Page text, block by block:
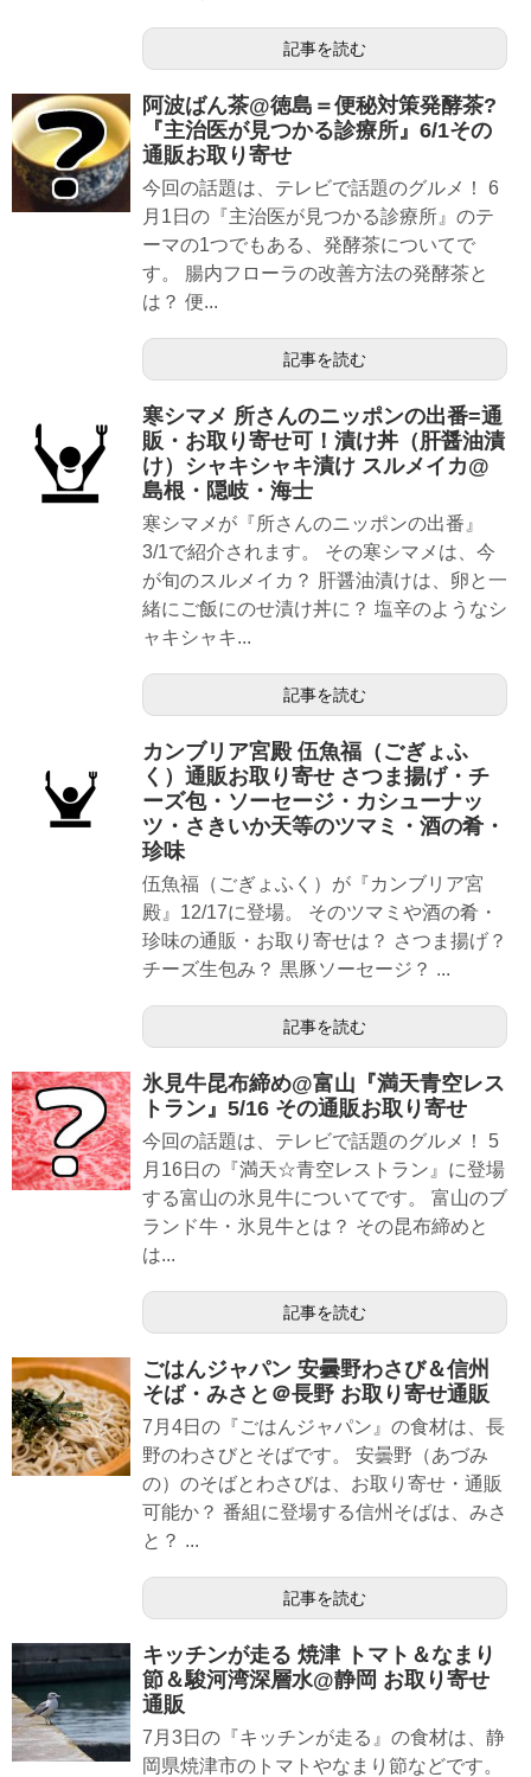
記事を読む
阿波ばん茶@徳島＝便秘対策発酵茶?
『主治医が見つかる診療所』6/1その
通販お取り寄せ
今回の話題は、テレビで話題のグルメ！ 6
月1日の『主治医が見つかる診療所』のテ
ーマの1つでもある、発酵茶についてで
す。 腸内フローラの改善方法の発酵茶と
は？ 便...
記事を読む
寒シマメ 所さんのニッポンの出番=通
販・お取り寄せ可！漬け丼（肝醤油漬
け）シャキシャキ漬け スルメイカ@
島根・隠岐・海士
寒シマメが『所さんのニッポンの出番』
3/1で紹介されます。 その寒シマメは、今
が旬のスルメイカ？ 肝醤油漬けは、卵と一
緒にご飯にのせ漬け丼に？ 塩辛のようなシ
ャキシャキ...
記事を読む
カンブリア宮殿 伍魚福（ごぎょふ
く）通販お取り寄せ さつま揚げ・チ
ーズ包・ソーセージ・カシューナッ
ツ・さきいか天等のツマミ・酒の肴・
珍味
伍魚福（ごぎょふく）が『カンブリア宮
殿』12/17に登場。 そのツマミや酒の肴・
珍味の通販・お取り寄せは？ さつま揚げ？
チーズ生包み？ 黒豚ソーセージ？ ...
記事を読む
氷見牛昆布締め@富山『満天青空レス
トラン』5/16 その通販お取り寄せ
今回の話題は、テレビで話題のグルメ！ 5
月16日の『満天☆青空レストラン』に登場
する富山の氷見牛についてです。 富山のブ
ランド牛・氷見牛とは？ その昆布締めと
は...
記事を読む
ごはんジャパン 安曇野わさび＆信州
そば・みさと＠長野 お取り寄せ通販
7月4日の『ごはんジャパン』の食材は、長
野のわさびとそばです。 安曇野（あづみ
の）のそばとわさびは、お取り寄せ・通販
可能か？ 番組に登場する信州そばは、みさ
と？ ...
記事を読む
キッチンが走る 焼津 トマト＆なまり
節＆駿河湾深層水@静岡 お取り寄せ
通販
7月3日の『キッチンが走る』の食材は、静
岡県焼津市のトマトやなまり節などです。